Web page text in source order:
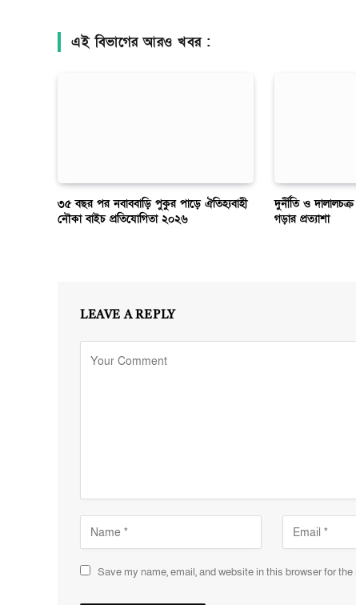
এই বিভাগের আরও খবর :
৩৫ বছর পর নবাববাড়ি পুকুর পাড়ে ঐতিহ্যবাহী
নৌকা বাইচ প্রতিযোগিতা ২০২৬
দুর্নীতি ও
গড়ার প্রত্যাশা
LEAVE A REPLY
Save my name, email, and website in this browser for